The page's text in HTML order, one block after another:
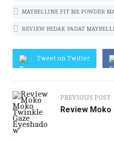
p
n
k
r
a
b
l
a
r
MAYBELLINE FIT ME POWDER
REVIEW BEDAK PADAT
Tweet on Twitter
PREVIOUS POST
Review Moko